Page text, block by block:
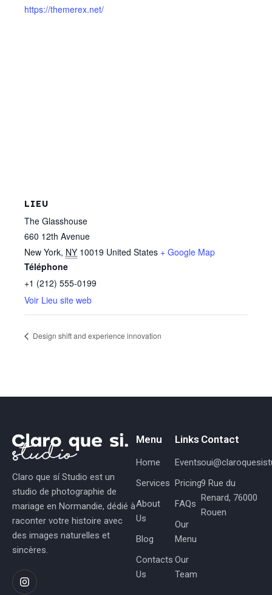
https://themerex.net/
LIEU
The Glasshouse
660 12th Avenue
New York, NY 10019 United States + Google Map
Téléphone
+1 (212) 555-0199
Voir Lieu site web
Design shift and experience innovation
Claro que sí Studio est un
studio de photographie de
mariage en Normandie, dédié à
raconter votre histoire avec
des images naturelles et
sincères.
Menu
Home
Services
About
Us
Blog
Contacts
Us
Links
Events
Pricing
FAQs
Our
Menu
Our
Team
Contact
9 Rue du
Renard, 76000
Rouen